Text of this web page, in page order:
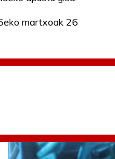
martxoak 26